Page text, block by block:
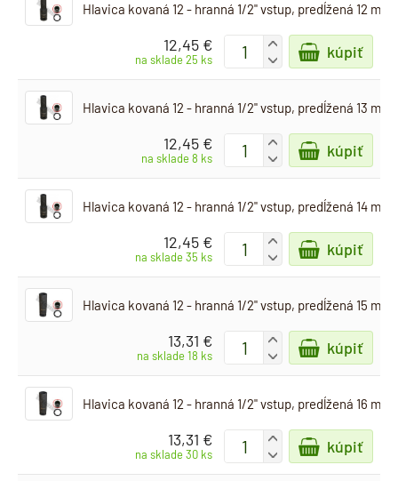
Hlavica kovaná 12 - hranná 1/2" vstup, predĺžená 12 mm
12,45 €
na sklade 25 ks
+
-
kúpiť
Hlavica kovaná 12 - hranná 1/2" vstup, predĺžená 13 mm
12,45 €
na sklade 8 ks
+
-
kúpiť
Hlavica kovaná 12 - hranná 1/2" vstup, predĺžená 14 mm
12,45 €
na sklade 35 ks
+
-
kúpiť
Hlavica kovaná 12 - hranná 1/2" vstup, predĺžená 15 mm
13,31 €
na sklade 18 ks
+
-
kúpiť
Hlavica kovaná 12 - hranná 1/2" vstup, predĺžená 16 mm
13,31 €
na sklade 30 ks
+
-
kúpiť